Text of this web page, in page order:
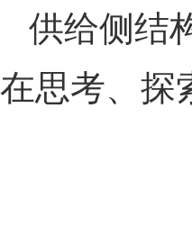
供给侧结
在思考、探